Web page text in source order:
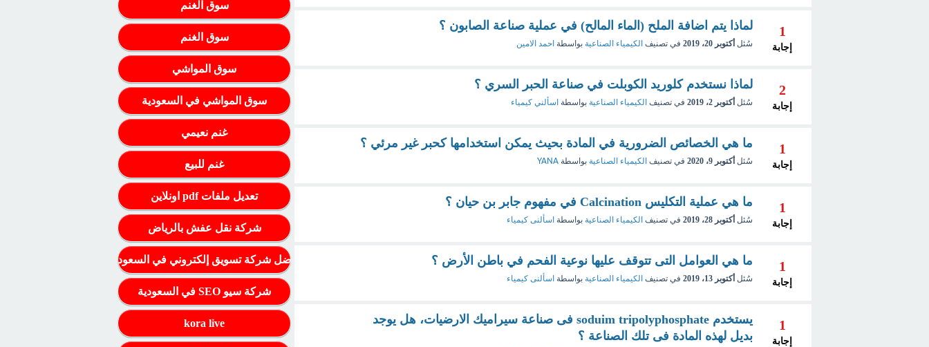
1
إجابة
لماذا يتم اضافة الملح (الماء المالح) في عملية صناعة الصابون ؟
سُئل أكتوبر 20، 2019 في تصنيف الكيمياء الصناعية بواسطة احمد الامين
2
إجابة
لماذا نستخدم كلوريد الكوبلت في صناعة الحبر السري ؟
سُئل أكتوبر 2، 2019 في تصنيف الكيمياء الصناعية بواسطة اسألني كيمياء
1
إجابة
ما هي الخصائص الضرورية في المادة بحيث يمكن استخدامها كحبر غير مرئي ؟
سُئل أكتوبر 9، 2020 في تصنيف الكيمياء الصناعية بواسطة YANA
1
إجابة
ما هي عملية التكليس Calcination في مفهوم جابر بن حيان ؟
سُئل أكتوبر 28، 2019 في تصنيف الكيمياء الصناعية بواسطة اسألنى كيمياء
1
إجابة
ما هي العوامل التى تتوقف عليها نوعية الفحم في باطن الأرض ؟
سُئل أكتوبر 13، 2019 في تصنيف الكيمياء الصناعية بواسطة اسألنى كيمياء
1
إجابة
يستخدم soduim tripolyphosphate فى صناعة سيراميك الارضيات، هل يوجد
بديل لهذه المادة فى تلك الصناعة ؟
سوق الغنم
سوق الغنم
سوق المواشي
سوق المواشي في السعودية
غنم نعيمي
غنم للبيع
تعديل ملفات pdf اونلاين
شركة نقل عفش بالرياض
أفضل شركة تسويق إلكتروني في السعودية
شركة سيو SEO في السعودية
kora live